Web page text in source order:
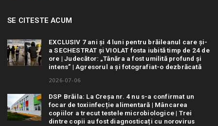
SE CITESTE ACUM
EXCLUSIV 7 ani și 4 luni pentru brăileanul care și-
a SECHESTRAT și VIOLAT fosta iubită timp de 24 de
ore | Judecător: „Tânăra a fost umilită profund și
intens” | Agresorul a și fotografiat-o dezbrăcată
2026-07-06
DSP Brăila: La Creșa nr. 4 nu s-a confirmat un
focar de toxiinfecție alimentară | Mâncarea
copiilor a trecut testele microbiologice | Trei
dintre copii au fost diagnosticați cu norovirus